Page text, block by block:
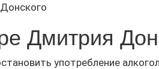
Дмитрия
употребление